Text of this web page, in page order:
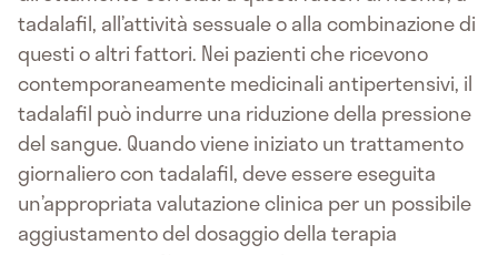
tadalafil, all’attività sessuale o alla combinazione di
questi o altri fattori. Nei pazienti che ricevono
contemporaneamente medicinali antipertensivi, il
tadalafil può indurre una riduzione della pressione
del sangue. Quando viene iniziato un trattamento
giornaliero con tadalafil, deve essere eseguita
un’appropriata valutazione clinica per un possibile
aggiustamento del dosaggio della terapia